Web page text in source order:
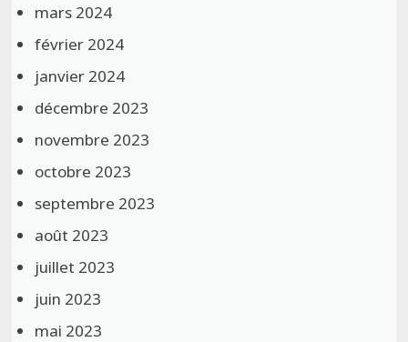
mars 2024
février 2024
janvier 2024
décembre 2023
novembre 2023
octobre 2023
septembre 2023
août 2023
juillet 2023
juin 2023
mai 2023